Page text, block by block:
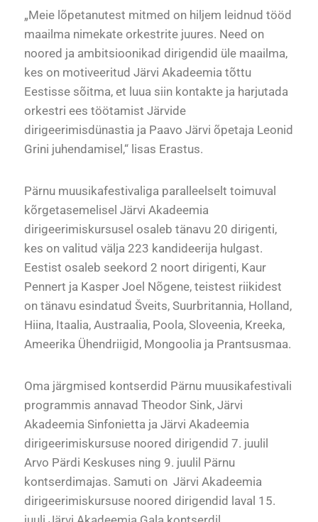
„Meie lõpetanutest mitmed on hiljem leidnud tööd
maailma nimekate orkestrite juures. Need on
noored ja ambitsioonikad dirigendid üle maailma,
kes on motiveeritud Järvi Akadeemia tõttu
Eestisse sõitma, et luua siin kontakte ja harjutada
orkestri ees töötamist Järvide
dirigeerimisdünastia ja Paavo Järvi õpetaja Leonid
Grini juhendamisel,“ lisas Erastus.
Pärnu muusikafestivaliga paralleelselt toimuval
kõrgetasemelisel Järvi Akadeemia
dirigeerimiskursusel osaleb tänavu 20 dirigenti,
kes on valitud välja 223 kandideerija hulgast.
Eestist osaleb seekord 2 noort dirigenti, Kaur
Pennert ja Kasper Joel Nõgene, teistest riikidest
on tänavu esindatud Šveits, Suurbritannia, Holland,
Hiina, Itaalia, Austraalia, Poola, Sloveenia, Kreeka,
Ameerika Ühendriigid, Mongoolia ja Prantsusmaa.
Oma järgmised kontserdid Pärnu muusikafestivali
programmis annavad Theodor Sink, Järvi
Akadeemia Sinfonietta ja Järvi Akadeemia
dirigeerimiskursuse noored dirigendid 7. juulil
Arvo Pärdi Keskuses ning 9. juulil Pärnu
kontserdimajas. Samuti on Järvi Akadeemia
dirigeerimiskursuse noored dirigendid laval 15.